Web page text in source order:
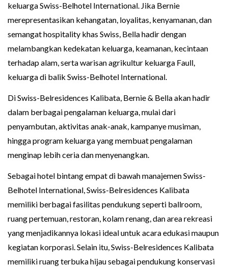
keluarga Swiss-Belhotel International. Jika Bernie
merepresentasikan kehangatan, loyalitas, kenyamanan, dan
semangat hospitality khas Swiss, Bella hadir dengan
melambangkan kedekatan keluarga, keamanan, kecintaan
terhadap alam, serta warisan agrikultur keluarga Faull,
keluarga di balik Swiss-Belhotel International.
Di Swiss-Belresidences Kalibata, Bernie & Bella akan hadir
dalam berbagai pengalaman keluarga, mulai dari
penyambutan, aktivitas anak-anak, kampanye musiman,
hingga program keluarga yang membuat pengalaman
menginap lebih ceria dan menyenangkan.
Sebagai hotel bintang empat di bawah manajemen Swiss-
Belhotel International, Swiss-Belresidences Kalibata
memiliki berbagai fasilitas pendukung seperti ballroom,
ruang pertemuan, restoran, kolam renang, dan area rekreasi
yang menjadikannya lokasi ideal untuk acara edukasi maupun
kegiatan korporasi. Selain itu, Swiss-Belresidences Kalibata
memiliki ruang terbuka hijau sebagai pendukung konservasi